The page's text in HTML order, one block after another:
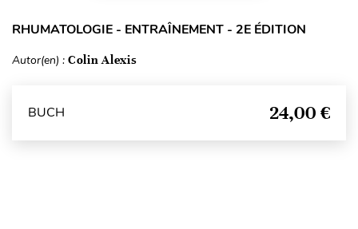
RHUMATOLOGIE - ENTRAÎNEMENT - 2E ÉDITION
Autor(en) : Colin Alexis
BUCH 24,00 €